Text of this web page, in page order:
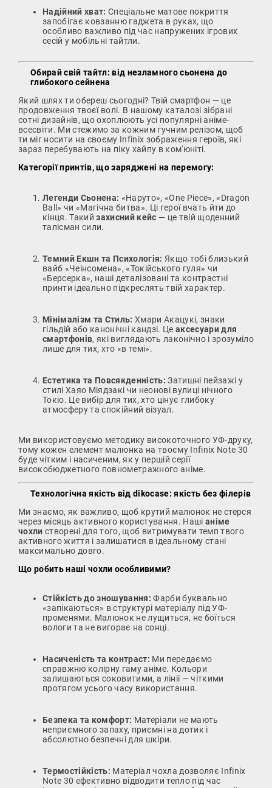
Надійний хват: Спеціальне матове покриття
запобігає ковзанню гаджета в руках, що
особливо важливо під час напружених ігрових
сесій у мобільні тайтли.
Обирай свій тайтл: від незламного сьонена до
глибокого сейнена
Який шлях ти обереш сьогодні? Твій смартфон — це
продовження твоєї волі. В нашому каталозі зібрані
сотні дизайнів, що охоплюють усі популярні аніме-
всесвіти. Ми стежимо за кожним гучним релізом, щоб
ти міг носити на своєму Infinix зображення героїв, які
зараз перебувають на піку хайпу в ком'юніті.
Категорії принтів, що заряджені на перемогу:
Легенди Сьонена: «Наруто», «One Piece», «Dragon
Ball» чи «Магічна битва». Ці герої вчать йти до
кінця. Такийзахисний кейс — це твій щоденний
талісман сили.
Темний Екшн та Психологія: Якщо тобі близький
вайб «Чеінсомена», «Токійського гуля» чи
«Берсерка», наші деталізовані та контрастні
принти ідеально підкреслять твій характер.
Мінімалізм та Стиль: Хмари Акацукі, знаки
гільдій або канонічні кандзі. Це аксесуари для
смартфонів, які виглядають лаконічно і зрозуміло
лише для тих, хто «в темі».
Естетика та Повсякденність: Затишні пейзажі у
стилі Хаяо Міядзакі чи неонові вулиці нічного
Токіо. Це вибір для тих, хто цінує глибоку
атмосферу та спокійний візуал.
Ми використовуємо методику високоточного УФ-друку,
тому кожен елемент малюнка на твоєму Infinix Note 30
буде чітким і насиченим, як у першій серії
високобюджетного повнометражного аніме.
Технологічна якість від dikocase: якість без філерів
Ми знаємо, як важливо, щоб крутий малюнок не стерся
через місяць активного користування. Наші аніме
чохли створені для того, щоб витримувати темп твого
активного життя і залишатися в ідеальному стані
максимально довго.
Що робить наші чохли особливими?
Стійкість до зношування: Фарби буквально
«запікаються» в структурі матеріалу під УФ-
променями. Малюнок не лущиться, не боїться
вологи та не вигорає на сонці.
Насиченість та контраст: Ми передаємо
справжню колірну гаму аніме. Кольори
залишаються соковитими, а лінії — чіткими
протягом усього часу використання.
Безпека та комфорт: Матеріали не мають
неприємного запаху, приємні на дотик і
абсолютно безпечні для шкіри.
Термостійкість: Матеріал чохла дозволяє Infinix
Note 30 ефективно відводити тепло під час